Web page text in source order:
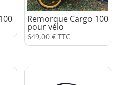
Remorque Cargo 100
pour vélo
649,00€ TTC